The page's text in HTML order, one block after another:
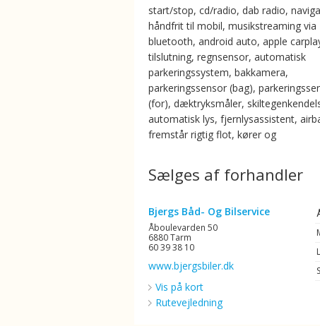
start/stop, cd/radio, dab radio,
håndfrit til mobil, musikstreaming via
bluetooth, android auto, apple
tilslutning, regnsensor, automatisk
parkeringssystem, bakkamera,
parkeringssensor (bag),
(for), dæktryksmåler,
automatisk lys, fjernlysassistent,
fremstår rigtig flot, kører og
Sælges af forhandler
Bjergs Båd- Og Bilservice
Åboulevarden 50
6880 Tarm
60 39 38 10
www.bjergsbiler.dk
Vis på kort
Rutevejledning